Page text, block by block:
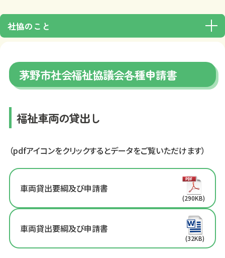
茅野市社会福祉協議会各種申請書
福祉車両の貸出し
（pdfアイコンをクリックするとデータをご覧いただけます）
車両貸出要綱及び申請書
(290KB)
車両貸出要綱及び申請書
(32KB)
社協のこと